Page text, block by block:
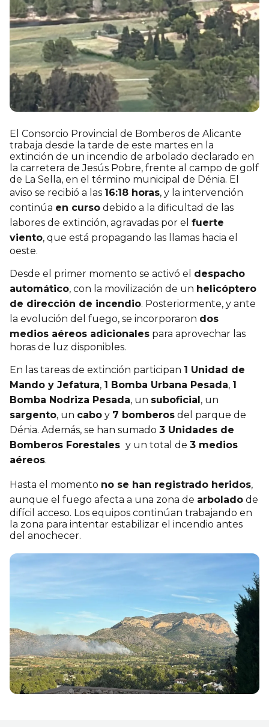
El Consorcio Provincial de Bomberos de Alicante
trabaja desde la tarde de este martes en la
extinción de un incendio de arbolado declarado en
la carretera de Jesús Pobre, frente al campo de golf
de La Sella, en el término municipal de Dénia. El
aviso se recibió a las 16:18 horas, y la intervención
continúa en curso debido a la dificultad de las
labores de extinción, agravadas por el fuerte
viento, que está propagando las llamas hacia el
oeste.
Desde el primer momento se activó el despacho
automático, con la movilización de un helicóptero
de dirección de incendio. Posteriormente, y ante
la evolución del fuego, se incorporaron dos
medios aéreos adicionales para aprovechar las
horas de luz disponibles.
En las tareas de extinción participan 1 Unidad de
Mando y Jefatura, 1 Bomba Urbana Pesada, 1
Bomba Nodriza Pesada, un suboficial, un
sargento, un cabo y 7 bomberos del parque de
Dénia. Además, se han sumado 3 Unidades de
Bomberos Forestales y un total de 3 medios
aéreos.
Hasta el momento no se han registrado heridos,
aunque el fuego afecta a una zona de arbolado de
difícil acceso. Los equipos continúan trabajando en
la zona para intentar estabilizar el incendio antes
del anochecer.